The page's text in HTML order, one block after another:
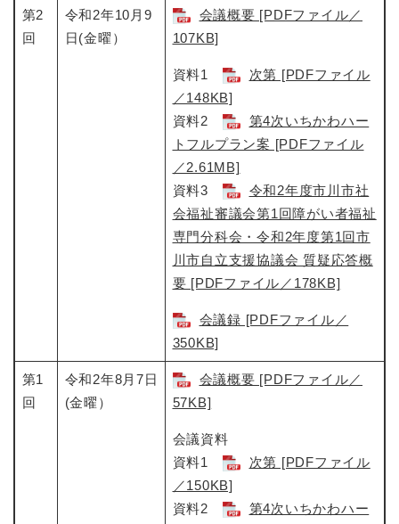
第2
回
令和2年10月9
日(金曜）
会議概要 [PDFファイル／
107KB]
資料1
次第 [PDFファイル
／148KB]
資料2
第4次いちかわハー
トフルプラン案 [PDFファイル
／2.61MB]
資料3
令和2年度市川市社
会福祉審議会第1回障がい者福祉
専門分科会・令和2年度第1回市
川市自立支援協議会 質疑応答概
要 [PDFファイル／178KB]
会議録 [PDFファイル／
350KB]
第1
回
令和2年8月7日
(金曜）
会議概要 [PDFファイル／
57KB]
会議資料
資料1
次第 [PDFファイル
／150KB]
資料2
第4次いちかわハー